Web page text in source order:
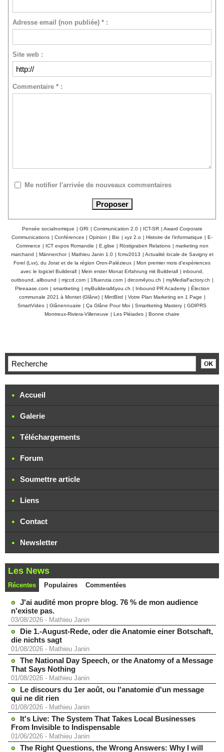
Adresse email (non publiée) * :
Site web :
Commentaire * :
Me notifier l'arrivée de nouveaux commentaires
Pensée socialnomique | GRI | Communication 2.0 | ICT-SR | Award Corporate
Communications | Conférences | Opinion | Bio | xyz 2.o | Histoire de l'informatique | E-
Commerce | ICT expos Romandie | E.glise | Röstigraben Relations | marketing non
marchand | Männerchor | Mathieu Janin 1.0 | fcmv2013 | Actualité locale de Savigny et
Forel (Lvx), du Jorat et de la région Oron-Palézieux | Mon premier mois d'expériences
avec le logiciel Builderall | Mein erster Monat Erfahrung mit Builderall | inbound,
outbound, allbound | mjccd.com | 1fluenzia.com | dircom4you.ch | myMediaFactory.ch |
Pleeaase.com | smartketing | myBuilderall4you.ch | Inbound PR Academy | Élection
communale 2021 à Montet (Glâne) | MintBird | Votre Plan Marketing en 1 Page |
SmartVideo | Glânennuaire | Ça Glâne Pour Moi | Smartketing Mastery | GDIPRS
Montreux-Riviera-Villeneuve | Les Pléiades | Bonne chaire
Accueil
Galerie
Téléchargements
Forum
Soumettre article
Liens
Contact
Newsletter
Les News
Récentes Populaires Commentées
J'ai audité mon propre blog. 76 % de mon audience
n'existe pas.
03/08/2026 - Mathieu Janin
Die 1.-August-Rede, oder die Anatomie einer Botschaft,
die nichts sagt
01/08/2026 - Mathieu Janin
The National Day Speech, or the Anatomy of a Message
That Says Nothing
01/08/2026 - Mathieu Janin
Le discours du 1er août, ou l'anatomie d'un message
qui ne dit rien
01/08/2026 - Mathieu Janin
It's Live: The System That Takes Local Businesses
From Invisible to Indispensable
01/06/2026 - Mathieu Janin
The Right Questions, the Wrong Answers: Why I will